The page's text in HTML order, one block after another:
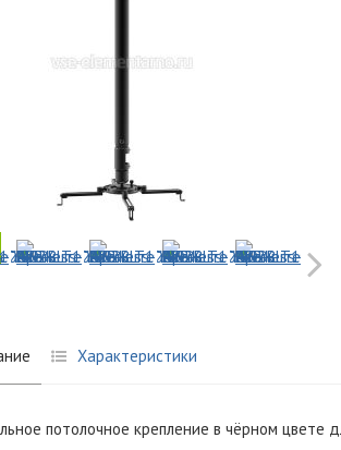
Характеристики
потолочное крепление в чёрном цвете